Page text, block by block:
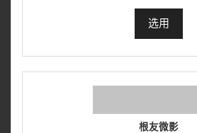
选用
根友微影